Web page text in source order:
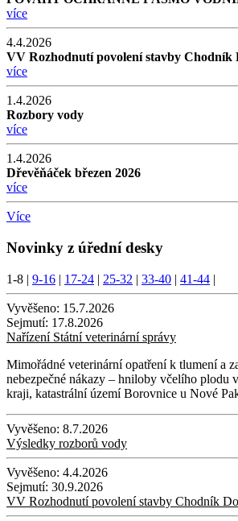
více
4.4.2026
VV Rozhodnutí povolení stavby Chodník
více
1.4.2026
Rozbory vody
více
1.4.2026
Dřevěňáček březen 2026
více
Více
Novinky z úřední desky
1-8 | 9-16 | 17-24 | 25-32 | 33-40 | 41-44 |
Vyvěšeno: 15.7.2026
Sejmutí: 17.8.2026
Nařízení Státní veterinární správy
Mimořádné veterinární opatření k tlumení a
nebezpečné nákazy – hniloby včelího plodu
kraji, katastrální území Borovnice u Nové
Vyvěšeno: 8.7.2026
Výsledky rozborů vody
Vyvěšeno: 4.4.2026
Sejmutí: 30.9.2026
VV Rozhodnutí povolení stavby Chodník